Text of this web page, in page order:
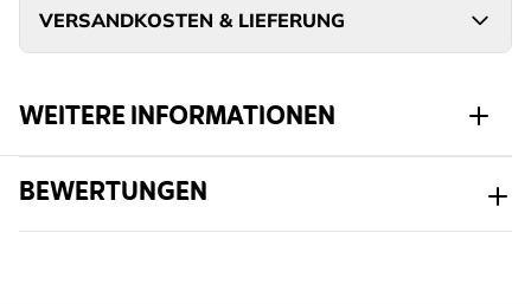
VERSANDKOSTEN & LIEFERUNG
WEITERE INFORMATIONEN
Artikelnr.
Breite 359 mm
BEWERTUNGEN